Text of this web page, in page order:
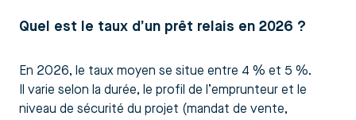
Quel est le taux d’un prêt relais en 2026 ?
En 2026, le taux moyen se situe entre 4 % et 5 %.
Il varie selon la durée, le profil de l’emprunteur et le
niveau de sécurité du projet (mandat de vente,